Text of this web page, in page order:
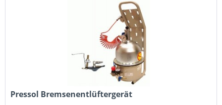
Pressol Bremsenentlüftergerät